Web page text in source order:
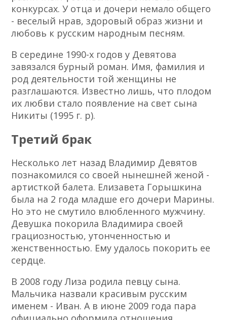
конкурсах. У отца и дочери немало общего
- веселый нрав, здоровый образ жизни и
любовь к русским народным песням.
В середине 1990-х годов у Девятова
завязался бурный роман. Имя, фамилия и
род деятельности той женщины не
разглашаются. Известно лишь, что плодом
их любви стало появление на свет сына
Никиты (1995 г. р).
Третий брак
Несколько лет назад Владимир Девятов
познакомился со своей нынешней женой -
артисткой балета. Елизавета Горышкина
была на 2 года младше его дочери Марины.
Но это не смутило влюбленного мужчину.
Девушка покорила Владимира своей
грациозностью, утонченностью и
женственностью. Ему удалось покорить ее
сердце.
В 2008 году Лиза родила певцу сына.
Мальчика назвали красивым русским
именем - Иван. А в июне 2009 года пара